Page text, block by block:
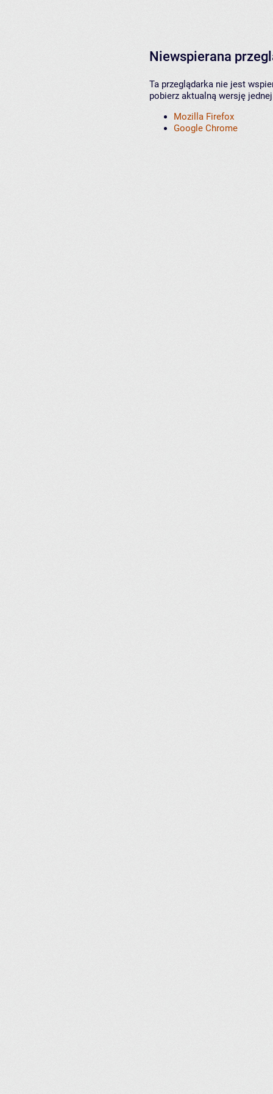
Niewspierana
Ta przeglądarka nie jest
pobierz aktualną wersję
Mozilla Firefox
Google Chrome